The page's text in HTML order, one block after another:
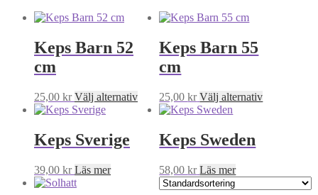
Keps Barn 52
cm
25,00 kr Välj alternativDen
här
Keps Barn 55
cm
25,00kr Välj alternativDen
Keps Sverige
39,00 kr Läs mer
Keps Sweden
58,00kr Läs mer